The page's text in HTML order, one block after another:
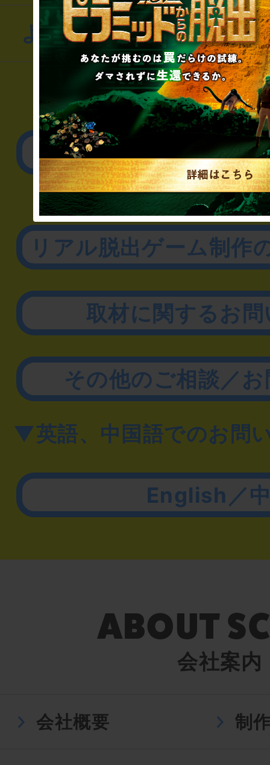
よくあるお問い合わせ
▼一般のお客様
公演内容、チケット
▼企業／法人の方
リアル脱出ゲーム制作
取材に関するお
その他のご相談／
▼英語、中国語でのお問
English／
会社案内
会社概要 制